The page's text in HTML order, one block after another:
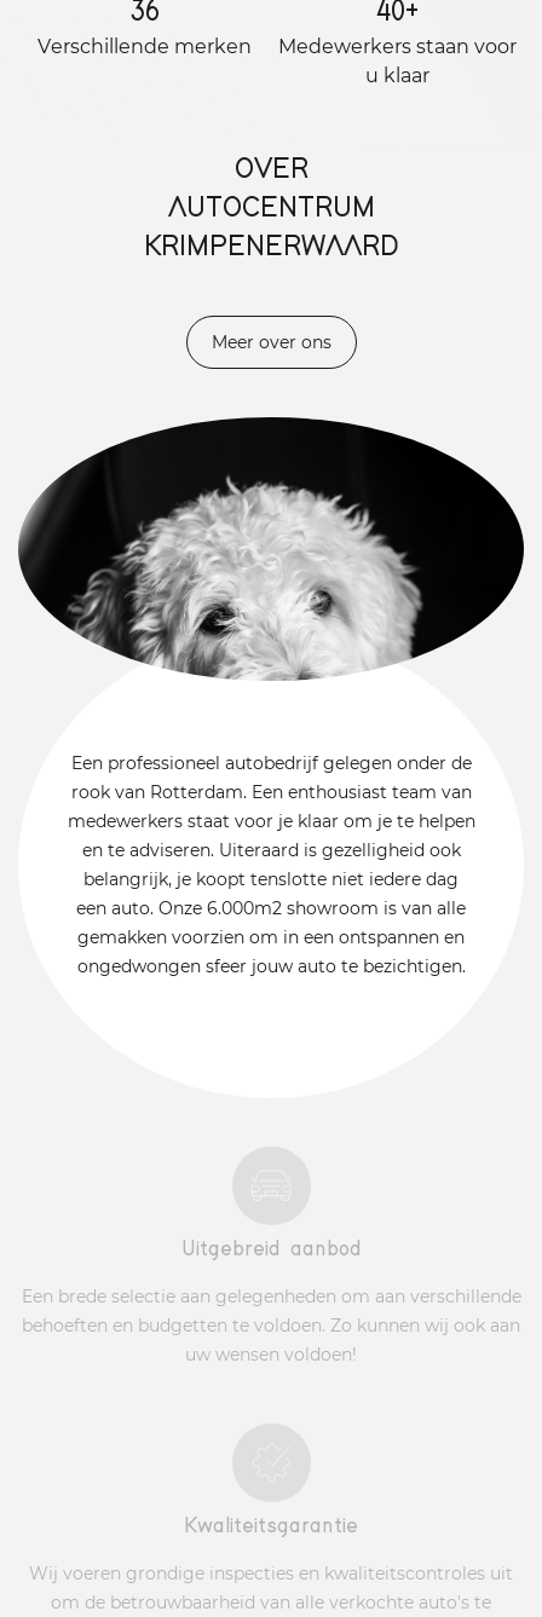
36
Verschillende merken
40+
Medewerkers staan ​​voor
u klaar
OVER
AUTOCENTRUM
KRIMPENERWAARD
Meer over ons
Een professioneel autobedrijf gelegen onder de
rook van Rotterdam. Een enthousiast team van
medewerkers staat voor je klaar om je te helpen
en te adviseren. Uiteraard is gezelligheid ook
belangrijk, je koopt tenslotte niet iedere dag
een auto. Onze 6.000m2 showroom is van alle
gemakken voorzien om in een ontspannen en
ongedwongen sfeer jouw auto te bezichtigen.
Uitgebreid aanbod
Een brede selectie aan gelegenheden om aan verschillende
behoeften en budgetten te voldoen. Zo kunnen wij ook aan
uw wensen voldoen!
Kwaliteitsgarantie
Wij voeren grondige inspecties en kwaliteitscontroles uit
om de betrouwbaarheid van alle verkochte auto's te